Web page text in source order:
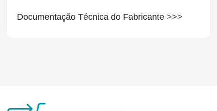
Documentação Técnica do Fabricante >>>